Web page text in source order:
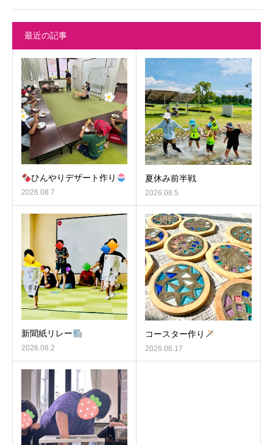
最近の記事
ひんやりデザート作り
2026.08.7
夏休み前半戦
2026.08.5
新聞紙リレー
2026.08.2
コースター作り
2026.06.17